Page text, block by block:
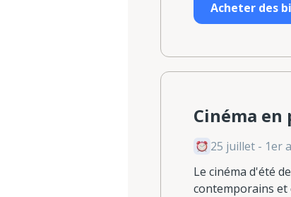
Acheter des
Cinéma
25 juillet - 1er
Le cinéma d'été
contemporains et